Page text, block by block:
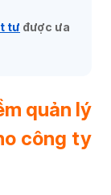
tư được ưa
quản lý
công ty